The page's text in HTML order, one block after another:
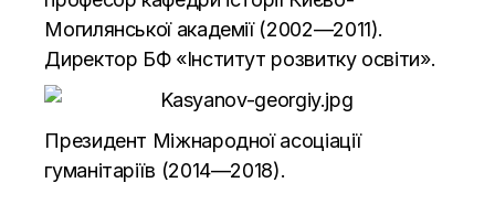
Могилянської академії (2002—2011).
Директор БФ «Інститут розвитку освіти».
Президент Міжнародної асоціації
гуманітаріїв (2014—2018).